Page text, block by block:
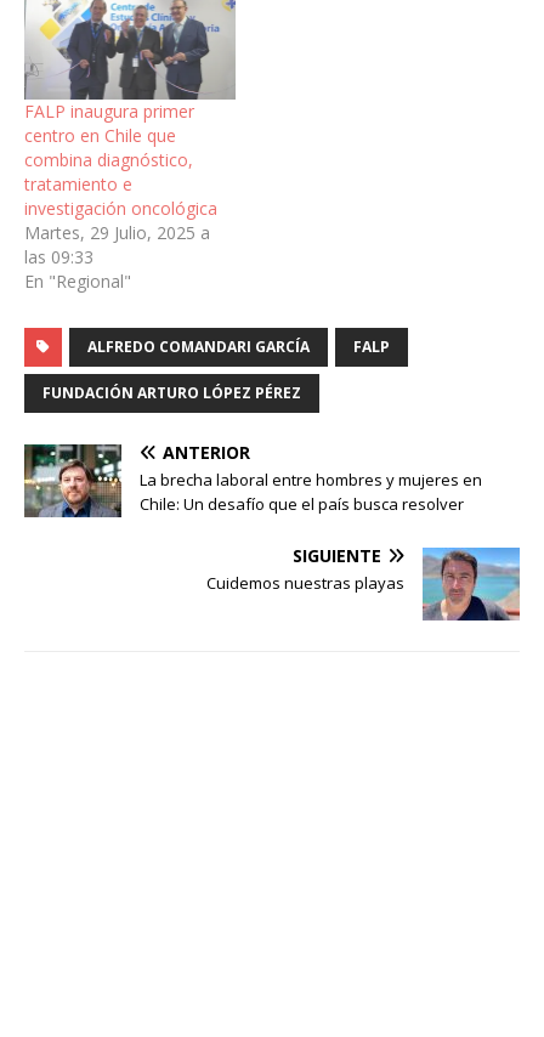
FALP inaugura primer
centro en Chile que
combina diagnóstico,
tratamiento e
investigación oncológica
Martes, 29 Julio, 2025 a
las 09:33
En "Regional"
ALFREDO COMANDARI GARCÍA FALP
FUNDACIÓN ARTURO LÓPEZ PÉREZ
ANTERIOR
La brecha laboral entre hombres y mujeres en
Chile: Un desafío que el país busca resolver
SIGUIENTE
Cuidemos nuestras playas